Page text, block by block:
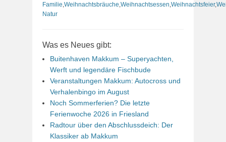
Familie Weihnachtsbräuche Weihnachtsessen Weihnachtsfeier,
Natur
Was es Neues gibt:
Buitenhaven Makkum – Superyachten,
Werft und legendäre Fischbude
Veranstaltungen Makkum: Autocross und
Verhalenbingo im August
Noch Sommerferien? Die letzte
Ferienwoche 2026 in Friesland
Radtour über den Abschlussdeich: Der
Klassiker ab Makkum